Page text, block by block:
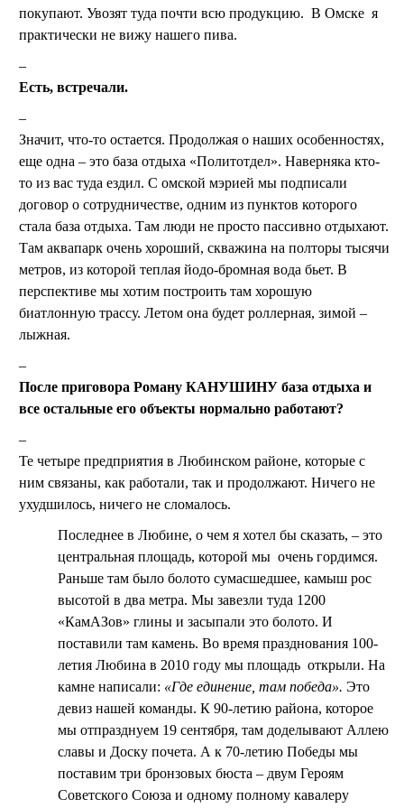
покупают. Увозят туда почти всю продукцию. В Омске я
практически не вижу нашего пива.
Есть, встречали.
Значит, что-то остается. Продолжая о наших особенностях,
еще одна – это база отдыха «Политотдел». Наверняка кто-
то из вас туда ездил. С омской мэрией мы подписали
договор о сотрудничестве, одним из пунктов которого
стала база отдыха. Там люди не просто пассивно отдыхают.
Там аквапарк очень хороший, скважина на полторы тысячи
метров, из которой теплая йодо-бромная вода бьет. В
перспективе мы хотим построить там хорошую
биатлонную трассу. Летом она будет роллерная, зимой –
лыжная.
После приговора Роману КАНУШИНУ база отдыха и
все остальные его объекты нормально работают?
Те четыре предприятия в Любинском районе, которые с
ним связаны, как работали, так и продолжают. Ничего не
ухудшилось, ничего не сломалось.
Последнее в Любине, о чем я хотел бы сказать, – это
центральная площадь, которой мы очень гордимся.
Раньше там было болото сумасшедшее, камыш рос
высотой в два метра. Мы завезли туда 1200
«КамАЗов» глины и засыпали это болото. И
поставили там камень. Во время празднования 100-
летия Любина в 2010 году мы площадь открыли. На
камне написали: «Где единение, там победа». Это
девиз нашей команды. К 90-летию района, которое
мы отпразднуем 19 сентября, там доделывают Аллею
славы и Доску почета. А к 70-летию Победы мы
поставим три бронзовых бюста – двум Героям
Советского Союза и одному полному кавалеру